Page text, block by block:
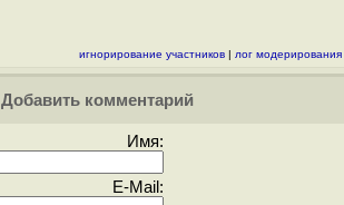
игнорирование участников | лог модерирования
Добавить комментарий
Имя:
E-Mail: